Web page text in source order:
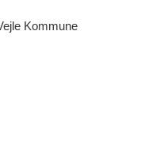
Kommune